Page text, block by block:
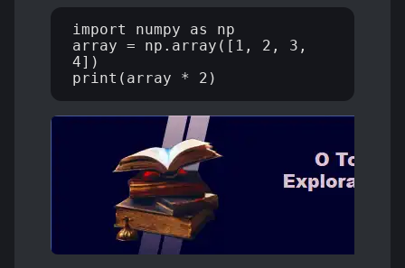
import numpy as np
array = np.array([1, 2, 3,
4])